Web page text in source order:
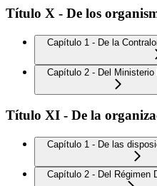
Título X - De los
Capítulo 1 - De la
Capítulo 2 - Del Ministerio
Título XI - De la
Capítulo 1 - De las
Capítulo 2 - Del Régimen